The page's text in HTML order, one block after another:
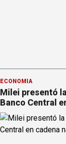
ECONOMÍA
Milei presentó
Banco Central